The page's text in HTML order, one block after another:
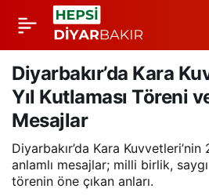
Diyarbakır’da Kara
Yıl Kutlaması Töreni
Mesajlar
Diyarbakır’da Kara
anlamlı mesajlar; milli birlik,
törenin öne çıkan anları.
Esendere Sınırında
İran Gümrüğündeki
Sistem Arızası
Nedeniyle 5